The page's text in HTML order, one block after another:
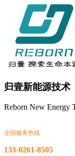
归壹新能源技术
Reborn New Energy
全国服务热线
133-0261-8505